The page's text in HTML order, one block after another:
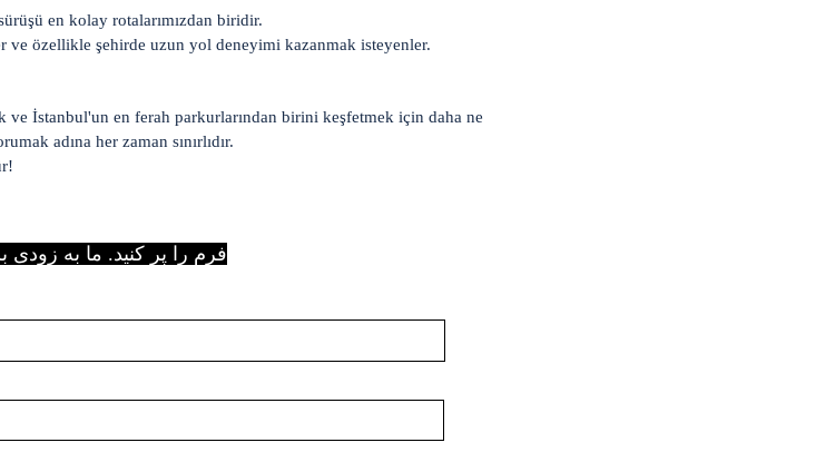
en kolay rotalarımızdan biridir.
özellikle şehirde uzun yol deneyimi kazanmak isteyenler.
ve İstanbul'un en ferah parkurlarından birini keşfetmek için daha ne
adına her zaman sınırlıdır.
فرم را پر کنید. ما به زودی